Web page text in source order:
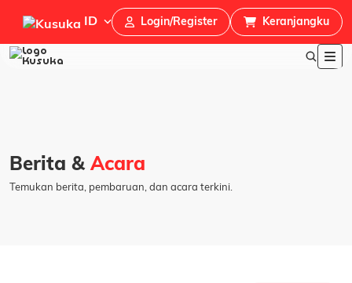
ID Login/Register Keranjangku
Berita & Acara
Temukan berita, pembaruan, dan acara terkini.